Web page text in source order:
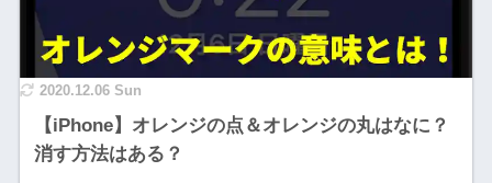
2020.12.06 Sun
【iPhone】オレンジの点＆オレンジの丸はなに？
消す方法はある？